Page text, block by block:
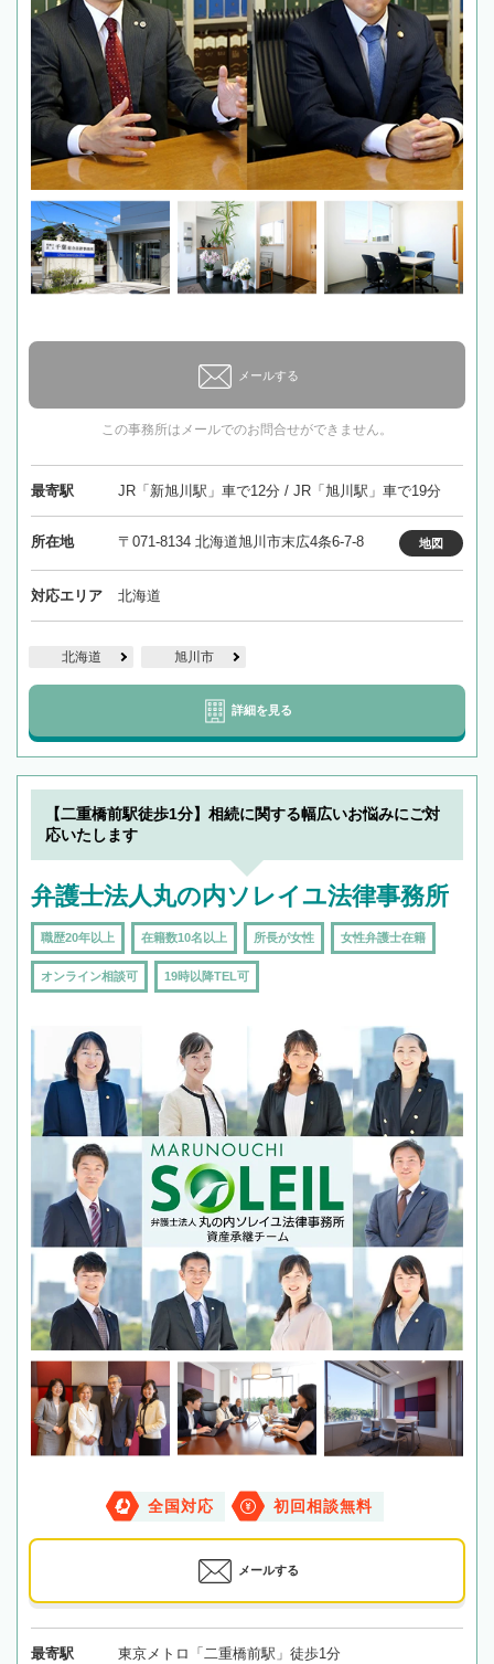
メールする
この事務所はメールでのお問合せができません。
最寄駅 JR「新旭川駅」車で12分 / JR「旭川駅」車で19分
所在地 〒071-8134 北海道旭川市末広4条6-7-8 地図
対応エリア 北海道
北海道 旭川市
詳細を見る
【二重橋前駅徒歩1分】相続に関する幅広いお悩みにご対
応いたします
弁護士法人丸の内ソレイユ法律事務所
職歴20年以上 在籍数10名以上 所長が女性 女性弁護士在籍
オンライン相談可 19時以降TEL可
全国対応 初回相談無料
メールする
最寄駅 東京メトロ「二重橋前駅」徒歩1分